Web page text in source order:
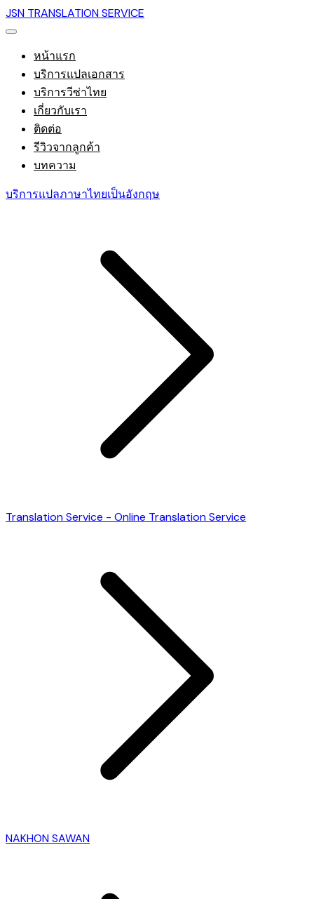
JSN TRANSLATION SERVICE
หน้าแรก
บริการแปลเอกสาร
บริการวีซ่าไทย
เกี่ยวกับเรา
ติดต่อ
รีวิวจากลูกค้า
บทความ
บริการแปลภาษาไทยเป็นอังกฤษ
Translation Service - Online Translation Service
NAKHON SAWAN